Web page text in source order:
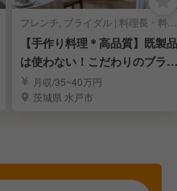
フレンチ, ブライダル | 料理長・料理長候補
【手作り料理＊高品質】既製品
は使わない！こだわりのブライ
ダルキッチン
月収/35~40万円
茨城県 水戸市